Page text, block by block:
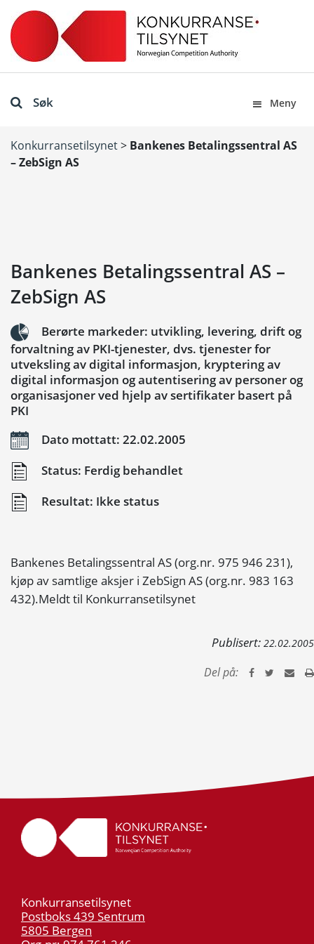
Søk Meny
Konkurransetilsynet> Bankenes Betalingssentral AS
– ZebSign AS
Bankenes Betalingssentral AS –
ZebSign AS
Berørte markeder: utvikling, levering, drift og
forvaltning av PKI-tjenester, dvs. tjenester for
utveksling av digital informasjon, kryptering av
digital informasjon og autentisering av personer og
organisasjoner ved hjelp av sertifikater basert på
PKI
Dato mottatt: 22.02.2005
Status: Ferdig behandlet
Resultat: Ikke status
Bankenes Betalingssentral AS (org.nr. 975 946 231),
kjøp av samtlige aksjer i ZebSign AS (org.nr. 983 163
432).Meldt til Konkurransetilsynet
Publisert: 22.02.2005
Del på:
Konkurransetilsynet
Postboks 439 Sentrum
5805 Bergen